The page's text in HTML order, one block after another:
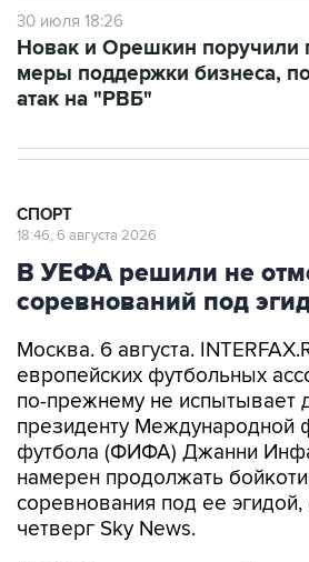
30 июля 18:26
Новак и Орешкин поручили
меры поддержки бизнеса,
атак на "РВБ"
СПОРТ
18:46, 6 августа 2026
В УЕФА решили не
соревнований под
Москва. 6 августа.
европейских футбольных
по-прежнему не испытывает
президенту Международной
футбола (ФИФА) Джанни
намерен продолжать
соревнования под ее
четверг Sky News.